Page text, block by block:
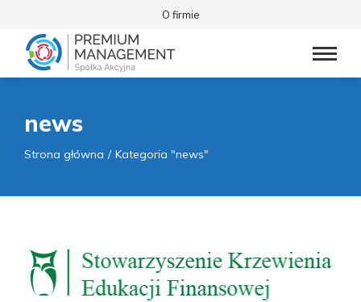
O firmie
news
Jesteś tutaj:
Strona główna Kategoria "news"